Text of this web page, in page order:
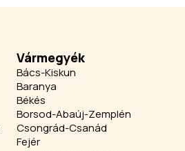
Vármegyék
Bács-Kiskun
Baranya
Békés
Borsod-Abaúj-Zemplén
Csongrád-Csanád
Fejér